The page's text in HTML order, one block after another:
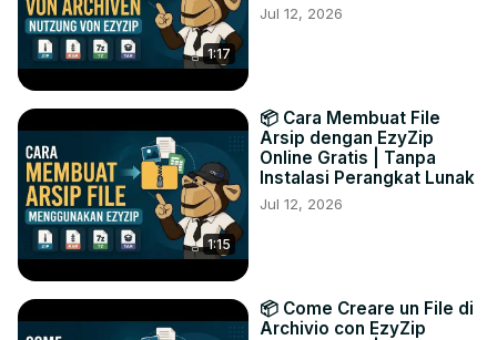
1:17
Jul 12, 2026
1:15
📦 Cara Membuat File
Arsip dengan EzyZip
Online Gratis | Tanpa
Instalasi Perangkat Lunak
Jul 12, 2026
📦 Come Creare un File di
Archivio con EzyZip